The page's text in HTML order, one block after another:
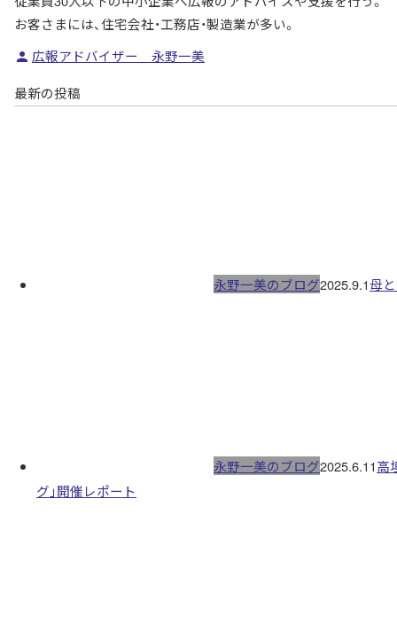
お客さまには、住宅会社・工務店・製造業が多い。
広報アドバイザー 永野一美
最新の投稿
永野一美のブログ2025.9.1母
永野一美のブログ2025.6.11高
グ」開催レポート